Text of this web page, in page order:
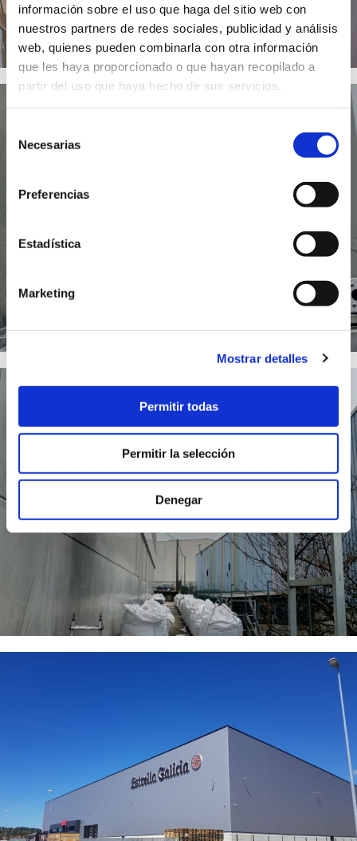
información sobre el uso que haga del sitio web con
nuestros partners de redes sociales, publicidad y análisis
web, quienes pueden combinarla con otra información
que les haya proporcionado o que hayan recopilado a
partir del uso que haya hecho de sus servicios.
Necesarias
Preferencias
Estadística
Marketing
Mostrar detalles
Permitir todas
Permitir la selección
Denegar